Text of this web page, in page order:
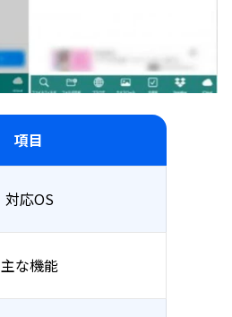
項目
対応OS
主な機能